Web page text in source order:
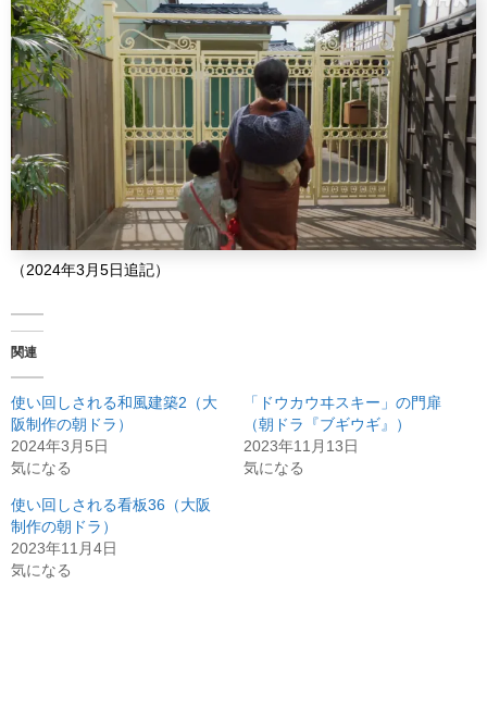
（2024年3月5日追記）
関連
使い回しされる和風建築2（大
阪制作の朝ドラ）
2024年3月5日
気になる
「ドウカウヰスキー」の門扉
（朝ドラ『ブギウギ』）
2023年11月13日
気になる
使い回しされる看板36（大阪
制作の朝ドラ）
2023年11月4日
気になる